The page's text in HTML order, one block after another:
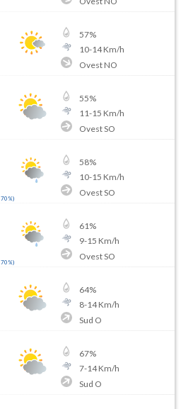
57%
10-14Km/h
Ovest NO
55%
11-15 Km/h
Ovest SO
70 %)
58%
10-15 Km/h
Ovest SO
70 %)
61%
9-15 Km/h
Ovest SO
64%
8-14Km/h
Sud O
67%
7-14Km/h
Sud O